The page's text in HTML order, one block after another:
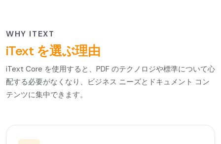
2023/10/12
ブログ記事: 「
的な PDF 明細書の生成を可能にする
iText Core と pdfHTML
した。
2023/5/18
iText 8がリリースされました。詳細
はこちら。
WHY ITEXT
iText を選ぶ理由
iText Core を使用すると、PDF のテクノロジや標準について心
配する必要がなくなり、ビジネス ニーズとドキュメント コン
テンツに集中できます。